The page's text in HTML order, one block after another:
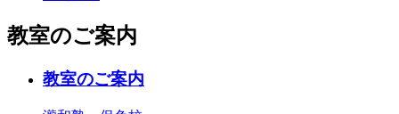
教室のご案内
教室のご案内